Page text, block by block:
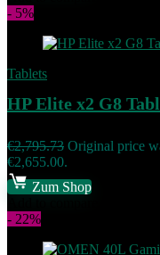
- 5%
Tablets
HP Elite x2 G8
€2,795.73 Original price
€2,655.00.
Zum Shop
- 22%